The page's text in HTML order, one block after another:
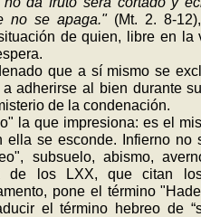
no se apaga."(Mt. 2. 8-
de quien, libre en la
que a sí mismo se
adherirse al bien durante
de la condenación.
la que impresiona: es el
ella se esconde. Infierno no
subsuelo, abismo,
de los LXX, que citan
pone el término
el término hebreo de